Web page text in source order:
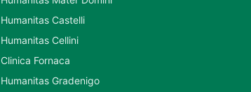
Humanitas Castelli
Humanitas Cellini
Clinica Fornaca
Humanitas Gradenigo